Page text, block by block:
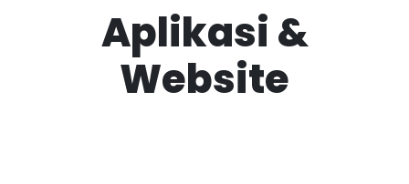
Aplikasi &
Website